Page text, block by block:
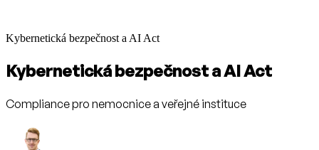
Kybernetická bezpečnost a AI Act
Kybernetická bezpečnost a AI Act
Compliance pro nemocnice a veřejné instituce